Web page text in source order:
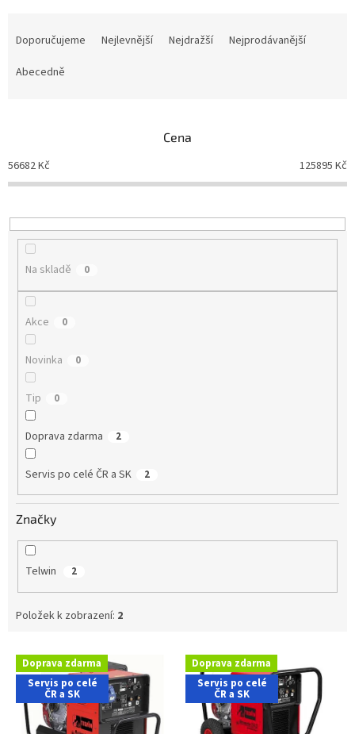
o
d
k
t
Doporučujeme Nejlevnější Nejdražší
Nejprodávanější
Abecedně
Cena
56682Kč 125895 Kč
Na skladě 0
Akce 0
Novinka 0
Tip 0
Doprava zdarma 2
Servis po celé ČR a SK 2
Značky
Telwin 2
Položek k zobrazení: 2
V Doprava zdarma
Servis po celé
ČR a SK
Doprava zdarma
Servis po celé
ČR a SK